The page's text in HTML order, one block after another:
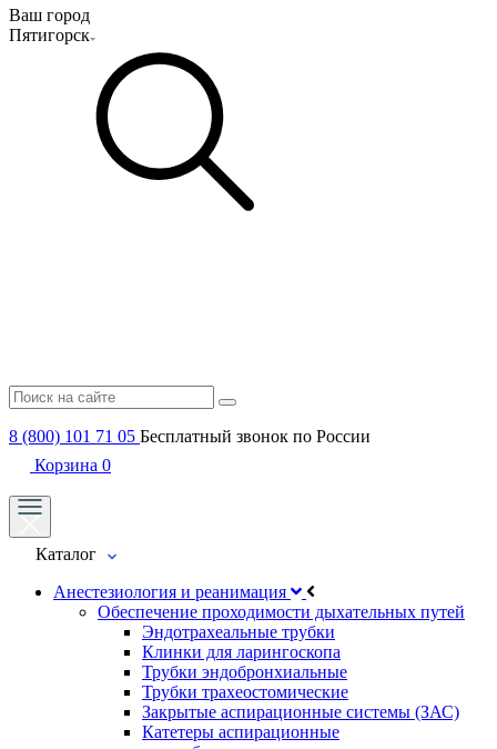
Ваш город
Пятигорск
8 (800) 101 71 05 Бесплатный звонок по России
Корзина 0
Каталог
Анестезиология и реанимация
Обеспечение проходимости дыхательных путей
Эндотрахеальные трубки
Клинки для ларингоскопа
Трубки эндобронхиальные
Трубки трахеостомические
Закрытые аспирационные системы (ЗАС)
Катетеры аспирационные